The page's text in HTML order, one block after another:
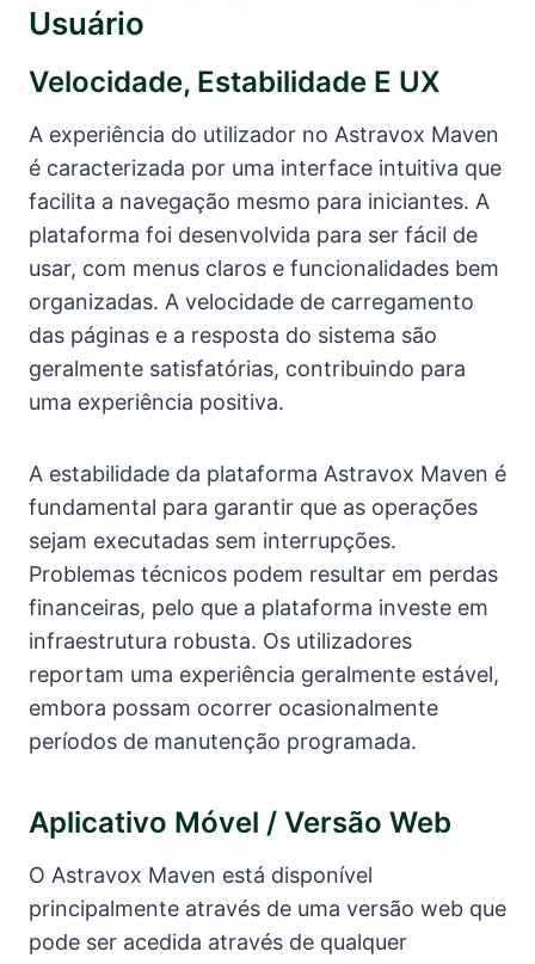
Usuário
Velocidade, Estabilidade E UX
A experiência do utilizador no Astravox Maven
é caracterizada por uma interface intuitiva que
facilita a navegação mesmo para iniciantes. A
plataforma foi desenvolvida para ser fácil de
usar, com menus claros e funcionalidades bem
organizadas. A velocidade de carregamento
das páginas e a resposta do sistema são
geralmente satisfatórias, contribuindo para
uma experiência positiva.
A estabilidade da plataforma Astravox Maven é
fundamental para garantir que as operações
sejam executadas sem interrupções.
Problemas técnicos podem resultar em perdas
financeiras, pelo que a plataforma investe em
infraestrutura robusta. Os utilizadores
reportam uma experiência geralmente estável,
embora possam ocorrer ocasionalmente
períodos de manutenção programada.
Aplicativo Móvel / Versão Web
O Astravox Maven está disponível
principalmente através de uma versão web que
pode ser acedida através de qualquer